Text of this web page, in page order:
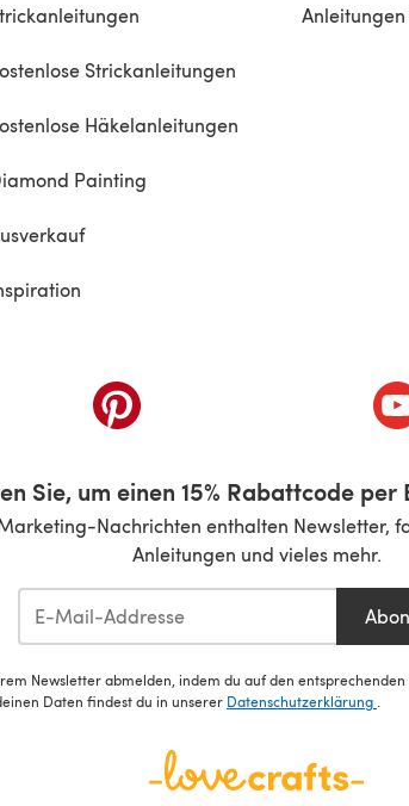
Strickanleitungen
Häkelanleitungen
Painting
neuen Tab)(öffnet sich in einem neuen Tab)
Sie, um einen 15% Rabattcode
Nachrichten enthalten Newsletter,
Anleitungen und vieles mehr.
Newsletter abmelden, indem du auf den
Daten findest du in unserer Datenschutzerklärung